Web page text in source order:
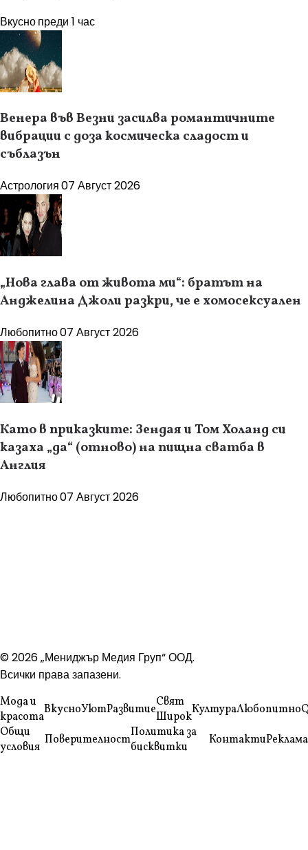
Вкуснопреди 1 час
Венера във Везни засилва романтичните
вибрации с доза космическа сладост и
съблазън
Астрология07 Август 2026
„Нова глава от живота ми“: братът на
Анджелина Джоли разкри, че е хомосексуален
Любопитно07 Август 2026
Като в приказките: Зендая и Том Холанд си
казаха „да“ (отново) на пищна сватба в
Англия
Любопитно07 Август 2026
© 2026 „Мениджър Медия Груп“ ООД.
Всички права запазени.
Мода и
красотаВкусноУютРазвитиеСвят
ШирокКултураЛюбопитно
Общи
условия ПоверителностПолитика за
бисквитки
КонтактиРеклама